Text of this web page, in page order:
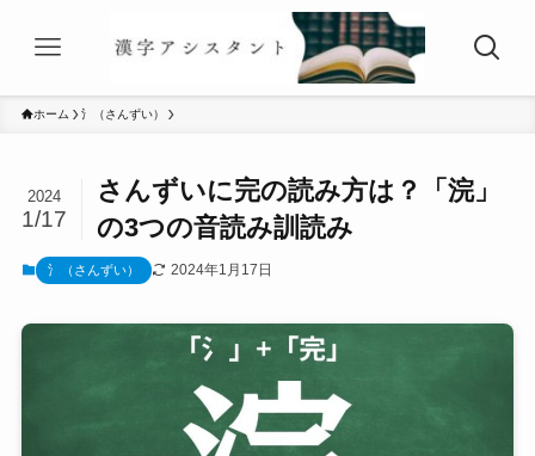
ホーム 氵（さんずい）
さんずいに完の読み方は？「浣」
の3つの音読み訓読み
2024
1/17
氵（さんずい） 2024年1月17日